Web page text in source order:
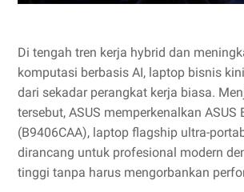
Di tengah tren kerja hybrid dan
komputasi berbasis AI, laptop bisnis
dari sekadar perangkat kerja biasa.
tersebut, ASUS memperkenalkan ASUS
(B9406CAA), laptop flagship ultra-
dirancang untuk profesional modern
tinggi tanpa harus mengorbankan